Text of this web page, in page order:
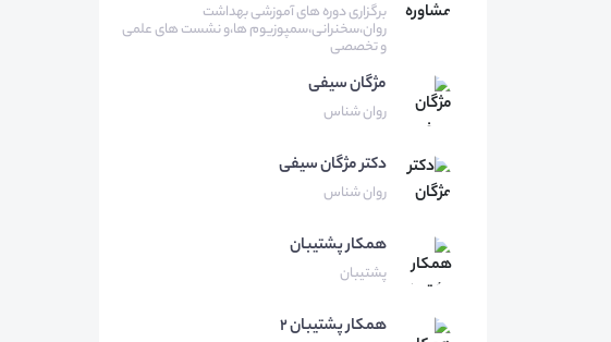
برگزاری دوره های آموزشی بهداشت
روان،سخنرانی،سمپوزیوم ها،و نشست های علمی
و تخصصی
مژگانسیفی
روان شناس
دکتر مژگانسیفی
روان شناس
همکارپشتیبان
پشتیبان
همکارپشتیبان 2